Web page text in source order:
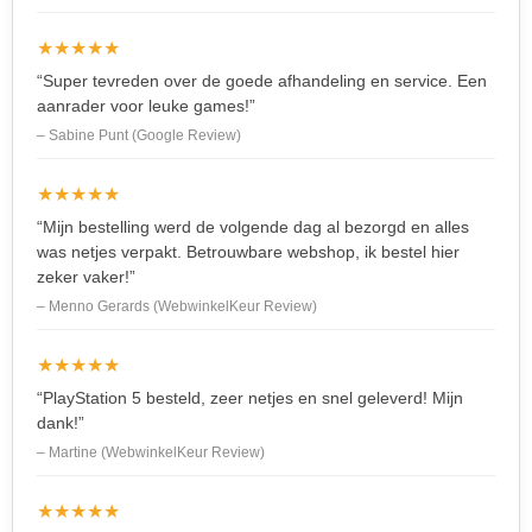
★★★★★
“Super tevreden over de goede afhandeling en service. Een
aanrader voor leuke games!”
– Sabine Punt (Google Review)
★★★★★
“Mijn bestelling werd de volgende dag al bezorgd en alles
was netjes verpakt. Betrouwbare webshop, ik bestel hier
zeker vaker!”
– Menno Gerards (WebwinkelKeur Review)
★★★★★
“PlayStation 5 besteld, zeer netjes en snel geleverd! Mijn
dank!”
– Martine (WebwinkelKeur Review)
★★★★★